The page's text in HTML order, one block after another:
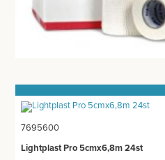
Prijzen
Prijzen worden nu inclusief
WONDPLEISTERS
FIXATIEPLEISTERS
7695600
Lightplast Pro 5cmx6,8m 24st